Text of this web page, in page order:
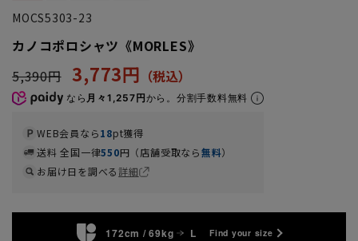
MOCS5303-23
カノコポロシャツ《MORLES》
5,390円 3,773円
なら 月々1,257円から。分割手数料無料
WEB会員なら18pt獲得
送料 全国一律550円（店舗受取なら無料）
お届け日を調べる詳細
172cm / 69kg L Find your size